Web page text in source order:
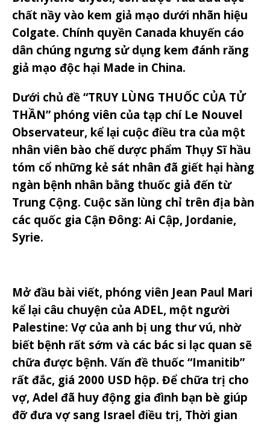
chất nầy vào kem giả mạo dưới nhãn hiệu
Colgate. Chính quyền Canada khuyến cáo
dân chúng ngưng sử dụng kem đánh răng
giả mạo độc hại Made in China.
Dưới chủ đề “TRUY LÙNG THUỐC CỦA TỬ
THẦN” phóng viên của tạp chí Le Nouvel
Observateur, kể lại cuộc điều tra của một
nhân viên bào chế dược phẩm Thụy Sĩ hầu
tóm cổ những kẻ sát nhân đã giết hại hàng
ngàn bệnh nhân bằng thuốc giả đến từ
Trung Cộng. Cuộc săn lùng chỉ trên địa bàn
các quốc gia Cận Đông: Ai Cập, Jordanie,
Syrie.
Mở đầu bài viết, phóng viên Jean Paul Mari
kể lại câu chuyện của ADEL, một người
Palestine: Vợ của anh bị ung thư vú, nhờ
biết bệnh rất sớm và các bác si lạc quan sẽ
chữa được bệnh. Vấn đề thuốc “Imanitib”
rất đắc, giá 2000 USD hộp. Để chữa trị cho
vợ, Adel đã huy động gia đình bạn bè giúp
đỡ đưa vợ sang Israel điều trị, Thời gian